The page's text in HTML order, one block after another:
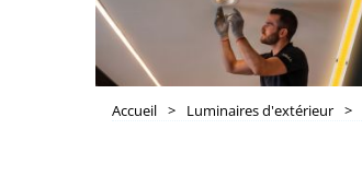
Accueil > Luminaires d'extérieur >